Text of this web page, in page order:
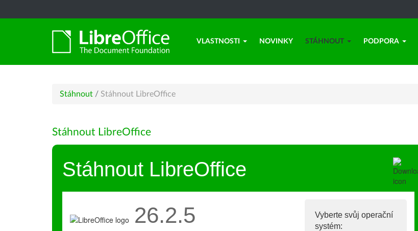
VLASTNOSTI NOVINKY STÁHNOUT PODPORA
Stáhnout / Stáhnout LibreOffice
Stáhnout LibreOffice
Stáhnout LibreOffice
Vyberte svůj operační
systém:
26.2.5